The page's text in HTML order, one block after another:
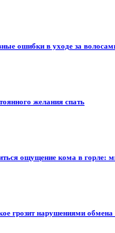
ошибки в уходе за
желания спать
ощущение кома в горле:
грозит нарушениями